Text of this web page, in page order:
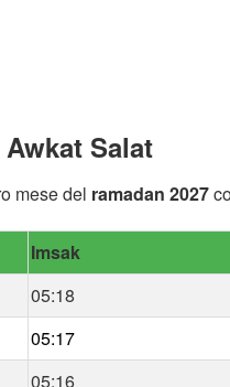
Salat
mese del ramadan 2027
Imsak
05:18
05:17
05:16